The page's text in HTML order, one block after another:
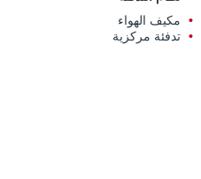
مكيف الهواء
تدفئة مركزية